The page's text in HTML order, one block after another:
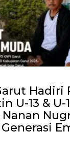
U-13 & U-